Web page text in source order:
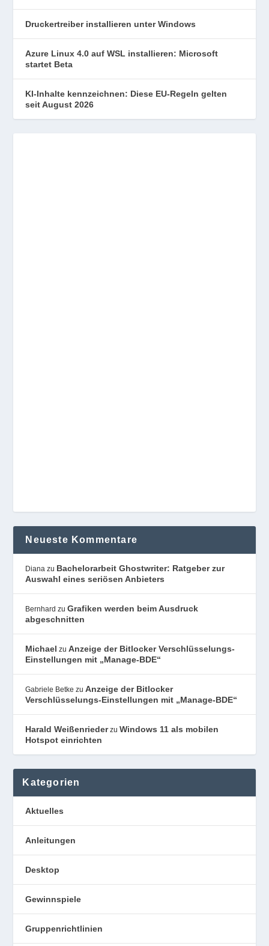
Druckertreiber installieren unter Windows
Azure Linux 4.0 auf WSL installieren: Microsoft
startet Beta
KI-Inhalte kennzeichnen: Diese EU-Regeln gelten
seit August 2026
Neueste Kommentare
Diana zu Bachelorarbeit Ghostwriter: Ratgeber zur
Auswahl eines seriösen Anbieters
Bernhard zuGrafiken werden beim Ausdruck
abgeschnitten
Michael zuAnzeige der Bitlocker Verschlüsselungs-
Einstellungen mit „Manage-BDE“
Gabriele Betke zuAnzeige der Bitlocker
Verschlüsselungs-Einstellungen mit „Manage-BDE“
Harald WeißenriederzuWindows 11 als mobilen
Hotspot einrichten
Kategorien
Aktuelles
Anleitungen
Desktop
Gewinnspiele
Gruppenrichtlinien